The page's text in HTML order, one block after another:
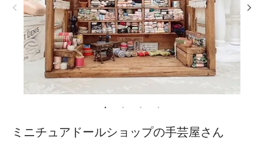
ミニチュアドールショップの手芸屋さん